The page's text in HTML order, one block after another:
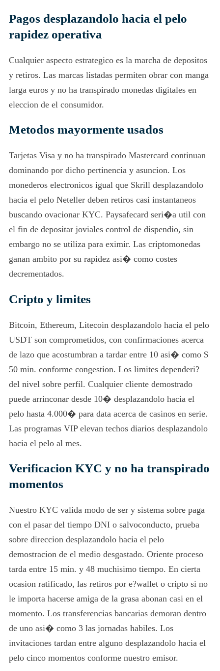
Pagos desplazandolo hacia el pelo
rapidez operativa
Cualquier aspecto estrategico es la marcha de depositos
y retiros. Las marcas listadas permiten obrar con manga
larga euros y no ha transpirado monedas digitales en
eleccion de el consumidor.
Metodos mayormente usados
Tarjetas Visa y no ha transpirado Mastercard continuan
dominando por dicho pertinencia y asuncion. Los
monederos electronicos igual que Skrill desplazandolo
hacia el pelo Neteller deben retiros casi instantaneos
buscando ovacionar KYC. Paysafecard seri�a util con
el fin de depositar joviales control de dispendio, sin
embargo no se utiliza para eximir. Las criptomonedas
ganan ambito por su rapidez asi� como costes
decrementados.
Cripto y limites
Bitcoin, Ethereum, Litecoin desplazandolo hacia el pelo
USDT son comprometidos, con confirmaciones acerca
de lazo que acostumbran a tardar entre 10 asi� como $
50 min. conforme congestion. Los limites dependeri?
del nivel sobre perfil. Cualquier cliente demostrado
puede arrinconar desde 10� desplazandolo hacia el
pelo hasta 4.000� para data acerca de casinos en serie.
Las programas VIP elevan techos diarios desplazandolo
hacia el pelo al mes.
Verificacion KYC y no ha transpirado
momentos
Nuestro KYC valida modo de ser y sistema sobre paga
con el pasar del tiempo DNI o salvoconducto, prueba
sobre direccion desplazandolo hacia el pelo
demostracion de el medio desgastado. Oriente proceso
tarda entre 15 min. y 48 muchisimo tiempo. En cierta
ocasion ratificado, las retiros por e?wallet o cripto si no
le importa hacerse amiga de la grasa abonan casi en el
momento. Los transferencias bancarias demoran dentro
de uno asi� como 3 las jornadas habiles. Los
invitaciones tardan entre alguno desplazandolo hacia el
pelo cinco momentos conforme nuestro emisor.